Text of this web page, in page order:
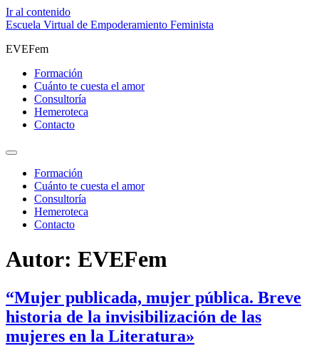
Ir al contenido
Escuela Virtual de Empoderamiento Feminista
EVEFem
Formación
Cuánto te cuesta el amor
Consultoría
Hemeroteca
Contacto
Formación
Cuánto te cuesta el amor
Consultoría
Hemeroteca
Contacto
Autor: EVEFem
“Mujer publicada, mujer pública. Breve
historia de la invisibilización de las
mujeres en la Literatura»